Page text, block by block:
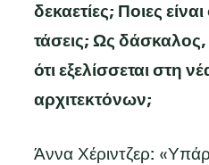
δεκαετίες; Ποιες είναι
τάσεις; Ως δάσκαλος,
ότι εξελίσσεται στη
αρχιτεκτόνων;
Άννα Χέριντζερ: